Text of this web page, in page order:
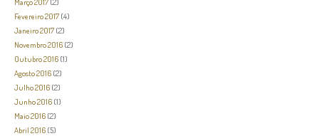
Fevereiro 2017 (4)
Janeiro 2017 (2)
Novembro 2016 (2)
Outubro 2016 (1)
Agosto 2016 (2)
Julho 2016 (2)
Junho 2016 (1)
Maio 2016 (2)
Abril 2016 (5)